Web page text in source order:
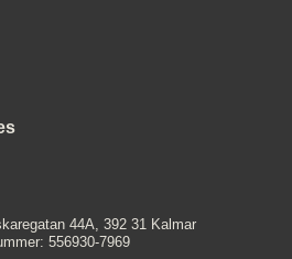
44A, 392 31 Kalmar
556930-7969